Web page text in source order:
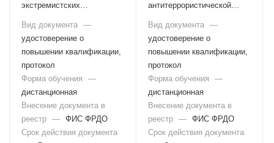
экстремистских
образовательном
учреждении, а также
противодействие их
идеологии
Вид документа —
удостоверение о
повышении квалификации,
протокол
Форма обучения
—
дистанционная
Внесение документа в
реестр — ФИС ФРДО
Срок действия документа
антитеррористической
образовательной
организации
Вид документа —
удостоверение о
повышении квалификации,
протокол
Форма обучения
—
дистанционная
Внесение документа в
реестр — ФИС ФРДО
Срок действия документа